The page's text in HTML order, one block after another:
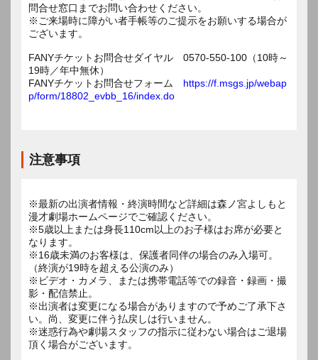
問合せ窓口までお問い合わせください。
※ご来場時に障がい者手帳等のご提示をお願いする場合が
ございます。
FANYチケットお問合せダイヤル 0570-550-100（10時～
19時／年中無休）
FANYチケットお問合せフォーム https://f.msgs.jp/webap
p/form/18802_evbb_16/index.do
注意事項
※最新の出演者情報・終演時間など詳細は森ノ宮よしもと
漫才劇場ホームページでご確認ください。
※5歳以上または身長110cm以上のお子様はお席が必要と
なります。
※16歳未満のお客様は、保護者同伴の場合のみ入場可。
（終演が19時を超える公演のみ）
※ビデオ・カメラ、または携帯電話等での録音・録画・撮
影・配信禁止。
※出演者は変更になる場合がありますので予めご了承下さ
い。尚、変更に伴う払戻しは行いません。
※迷惑行為や劇場スタッフの指示に従わない場合はご退場
頂く場合がございます。